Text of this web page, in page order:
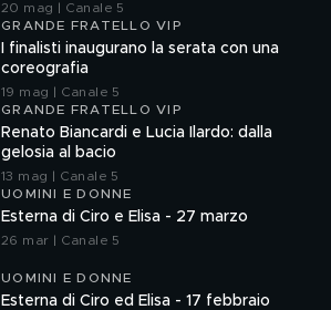
20 mag | Canale 5
GRANDE FRATELLO VIP
I finalisti inaugurano la serata con una
coreografia
19 mag | Canale 5
GRANDE FRATELLO VIP
Renato Biancardi e Lucia Ilardo: dalla
gelosia al bacio
13 mag | Canale 5
UOMINI E DONNE
Esterna di Ciro e Elisa - 27 marzo
26 mar | Canale 5
UOMINI E DONNE
Esterna di Ciro ed Elisa - 17 febbraio